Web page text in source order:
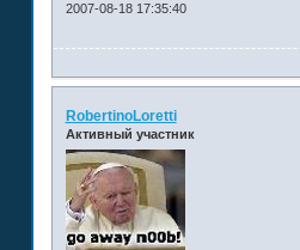
2007-08-18 17:35:40
RobertinoLoretti
Активный участник